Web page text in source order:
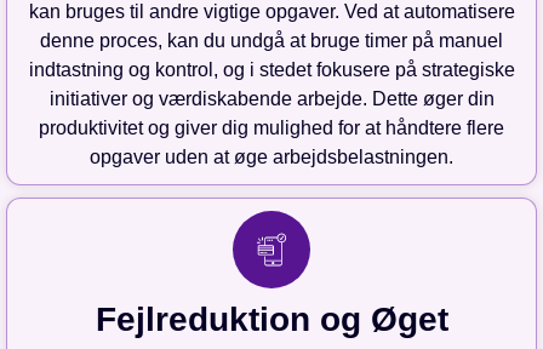
kan bruges til andre vigtige opgaver. Ved at automatisere
denne proces, kan du undgå at bruge timer på manuel
indtastning og kontrol, og i stedet fokusere på strategiske
initiativer og værdiskabende arbejde. Dette øger din
produktivitet og giver dig mulighed for at håndtere flere
opgaver uden at øge arbejdsbelastningen.
Fejlreduktion og Øget